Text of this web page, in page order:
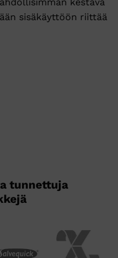
sisäkäyttöön riittää
tunnettuja